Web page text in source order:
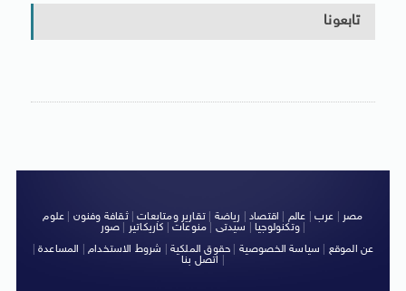
تابعونا
مصر عرب عالم اقتصاد رياضة |تقارير ومتابعات|ثقافة وفنون
علوم
وتكنولوجيا| سيدتى منوعات كاريكاتير صور
|
عن الموقع
سياسة الخصوصية حقوق الملكية شروط الاستخدام| المساعدة|
اتصل بنا